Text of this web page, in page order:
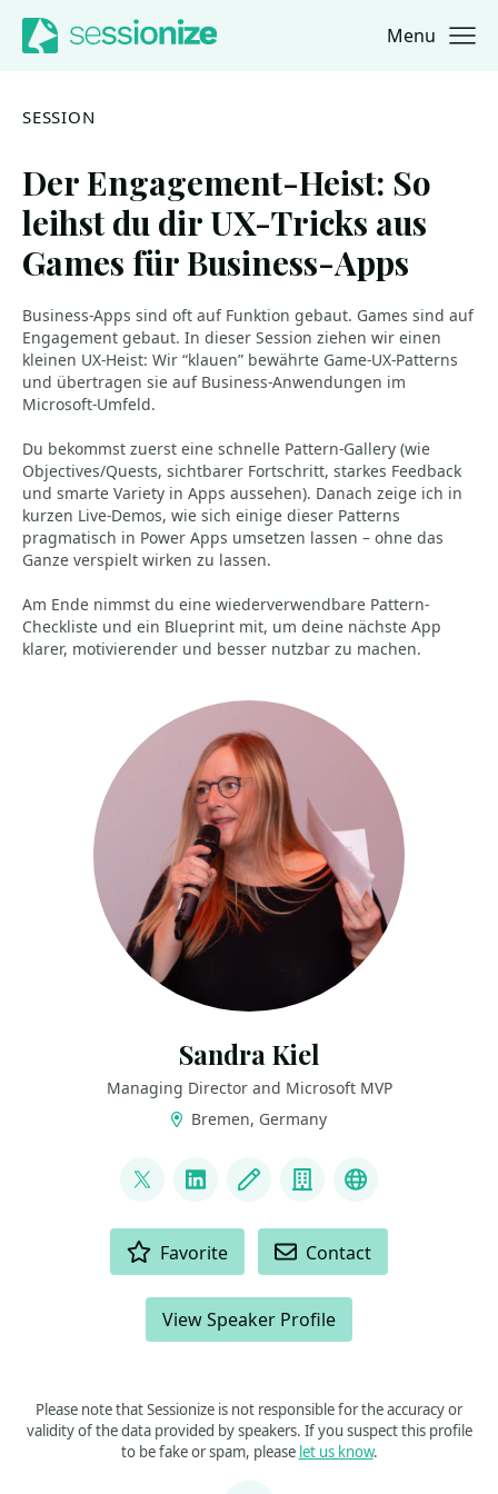
Jump to navigation
Jump to content Menu
SESSION
Der Engagement-Heist: So
leihst du dir UX-Tricks aus
Games für Business-Apps
Business-Apps sind oft auf Funktion gebaut. Games sind auf
Engagement gebaut. In dieser Session ziehen wir einen
kleinen UX-Heist: Wir “klauen” bewährte Game-UX-Patterns
und übertragen sie auf Business-Anwendungen im
Microsoft-Umfeld.
Du bekommst zuerst eine schnelle Pattern-Gallery (wie
Objectives/Quests, sichtbarer Fortschritt, starkes Feedback
und smarte Variety in Apps aussehen). Danach zeige ich in
kurzen Live-Demos, wie sich einige dieser Patterns
pragmatisch in Power Apps umsetzen lassen – ohne das
Ganze verspielt wirken zu lassen.
Am Ende nimmst du eine wiederverwendbare Pattern-
Checkliste und ein Blueprint mit, um deine nächste App
klarer, motivierender und besser nutzbar zu machen.
Sandra Kiel
Managing Director and Microsoft MVP
Bremen, Germany
@paulismama
LinkedInBlog CompanyBluesky
Favorite Contact
View Speaker Profile
Please note that Sessionize is not responsible for the accuracy or
validity of the data provided by speakers. If you suspect this profile
to be fake or spam, please let us know.